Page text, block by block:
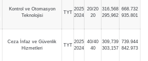
Kontrol ve Otomasyon
Teknolojisi
TYT
2025
2024
20/20
20
316,568
295,962
668.732
935.801
Ceza İnfaz ve Güvenlik
Hizmetleri
TYT
2025
2024
40/40
40
309,739
303,157
739.944
842.973